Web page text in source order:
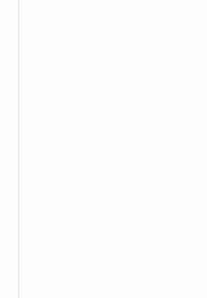
نبی کریمؐ نے کس
پہنائے جانے کی
یقؓ